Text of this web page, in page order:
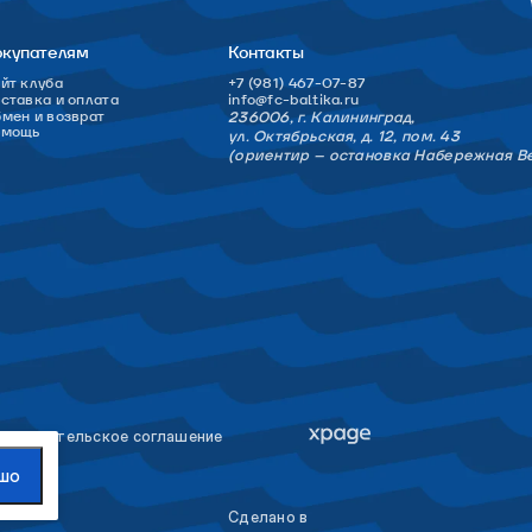
клуба
и оплата
и возврат
Контакты
+7 (981) 467-07-87
info@fc-baltika.ru
236006, г. Калининград,
ул. Октябрьская, д. 12, пом. 43
(ориентир – остановка Набережная
соглашение
Сделано в